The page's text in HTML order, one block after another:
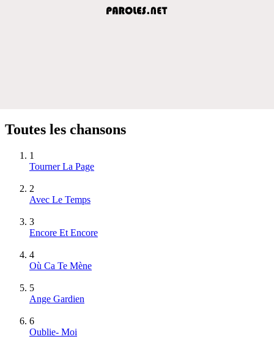
Toutes les chansons
1
Tourner La Page
2
Avec Le Temps
3
Encore Et Encore
4
Où Ca Te Mène
5
Ange Gardien
6
Oublie- Moi